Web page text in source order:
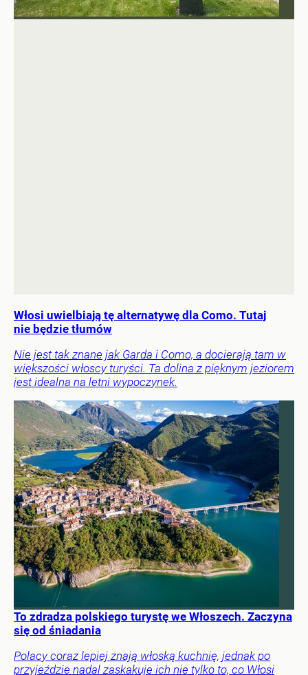
Włosi uwielbiają tę alternatywę dla Como. Tutaj
nie będzie tłumów
Nie jest tak znane jak Garda i Como, a docierają tam w
większości włoscy turyści. Ta dolina z pięknym jeziorem
jest idealna na letni wypoczynek.
To zdradza polskiego turystę we Włoszech. Zaczyna
się od śniadania
Polacy coraz lepiej znają włoską kuchnię, jednak po
przyjeździe nadal zaskakuje ich nie tylko to, co Włosi